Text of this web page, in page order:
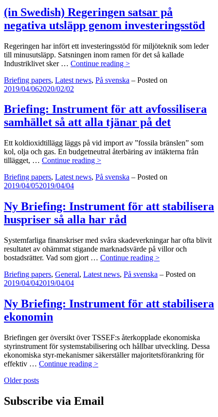
(in Swedish) Regeringen satsar på
negativa utsläpp genom investeringsstöd
Regeringen har infört ett investeringsstöd för miljöteknik som leder
till minusutsläpp. Satsningen inom ramen för det så kallade
Industriklivet sker … Continue reading >(in
Regeringen
negativa
utsläpp
genom
Categories:
Briefing papers, Latest news, På svenska – Posted on
2019/04/062020/02/02
Briefing: Instrument för att avfossilisera
samhället så att alla tjänar på det
Ett koldioxidtillägg läggs på vid import av ”fossila bränslen” som
kol, olja och gas. En budgetneutral återbäring av intäkterna från
tillägget, … Continue reading >Briefing:
för
samhället
så
att
tjänar
på
det
Categories:
Briefing papers, Latest news, På svenska – Posted on
2019/04/052019/04/04
Ny Briefing: Instrument för att stabilisera
huspriser så alla har råd
Systemfarliga finanskriser med svåra skadeverkningar har ofta blivit
resultatet av ohämmat stigande marknadsvärde på villor och
bostadsrätter. Vad som gjort … Continue reading >Ny
Instrument
stabilisera
huspriser
har
råd
Categories:
Briefing papers, General, Latest news, På svenska – Posted on
2019/04/042019/04/04
Ny Briefing: Instrument för att stabilisera
ekonomin
Briefingen ger översikt över TSSEF:s återkopplade ekonomiska
styrinstrument för systemstabilisering och hållbar utveckling. Dessa
ekonomiska styr-mekanismer säkerställer majoritetsförankring för
effektiv … Continue reading >Ny
att
stabilisera
Posts
navigation
Older posts
Subscribe via Email